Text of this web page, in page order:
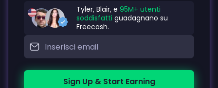
Tyler, Blair, e 95M+ utenti
soddisfatti guadagnano su
Freecash.
Sign Up & Start Earning